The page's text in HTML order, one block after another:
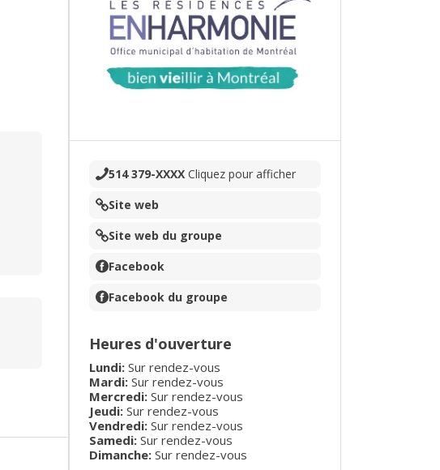
514 379-XXXX Cliquez pour afficher
Site web
Site web du groupe
Facebook
Facebook du groupe
Heures d'ouverture
Lundi: Sur rendez-vous
Mardi: Sur rendez-vous
Mercredi: Sur rendez-vous
Jeudi: Sur rendez-vous
Vendredi: Sur rendez-vous
Samedi: Sur rendez-vous
Dimanche: Sur rendez-vous